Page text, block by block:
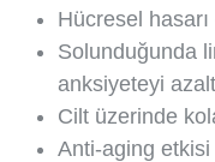
Hücresel
Solunduğunda
anksiyeteyi
Cilt üzerinde
Anti-aging etkisi